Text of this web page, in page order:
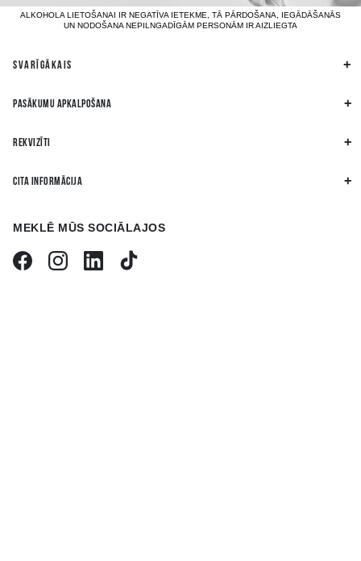
ALKOHOLA LIETOŠANAI IR NEGATĪVA IETEKME, TĀ PĀRDOŠANA, IEGĀDĀŠANĀS
UN NODOŠANA NEPILNGADĪGĀM PERSONĀM IR AIZLIEGTA
SVARĪGĀKAIS
PASĀKUMU APKALPOŠANA
REKVIZĪTI
CITA INFORMĀCIJA
MEKLĒ MŪS SOCIĀLAJOS